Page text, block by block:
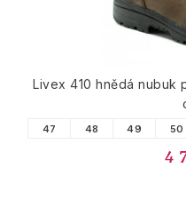
Livex 410 hnědá nubuk
47 48 49 50
4